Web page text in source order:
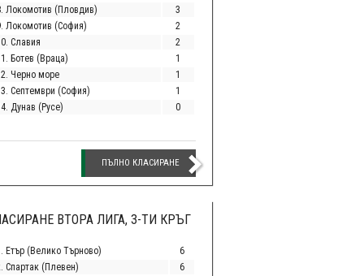
Локомотив (Пловдив)
3
Локомотив (София)
2
Славия
2
Ботев (Враца)
1
Черно море
1
Септември (София)
1
Дунав (Русе)
0
ПЪЛНО КЛАСИРАНЕ
ВТОРА ЛИГА, 3-ТИ КРЪГ
Етър (Велико Търново)
6
Спартак (Плевен)
6